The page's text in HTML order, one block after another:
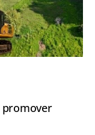
promover